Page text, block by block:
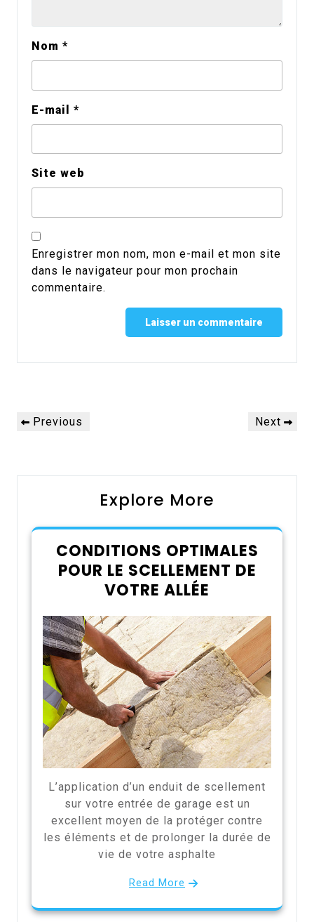
Nom *
E-mail *
Site web
Enregistrer mon nom, mon e-mail et mon site
dans le navigateur pour mon prochain
commentaire.
Navigation
dePrevious
Previous
Next
Next
Explore More
CONDITIONS OPTIMALES
POUR LE SCELLEMENT DE
VOTRE ALLÉE
L’application d’un enduit de scellement
sur votre entrée de garage est un
excellent moyen de la protéger contre
les éléments et de prolonger la durée de
vie de votre asphalte
Read More